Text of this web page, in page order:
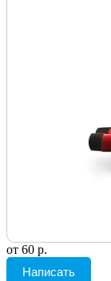
от 60 р.
Написать